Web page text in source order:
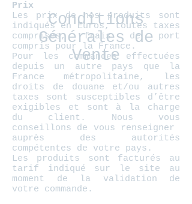
Conditions
Générales de
Vente
Prix
Les prix de nos produits sont
indiqués en Euros, toutes taxes
comprises, frais de port
compris pour la France.
Pour les commandes effectuées
depuis un autre pays que la
France métropolitaine, les
droits de douane et/ou autres
taxes sont susceptibles d’être
exigibles et sont à la charge
du client. Nous vous
conseillons de vous renseigner
auprès des autorités
compétentes de votre pays.
Les produits sont facturés au
tarif indiqué sur le site au
moment de la validation de
votre commande.